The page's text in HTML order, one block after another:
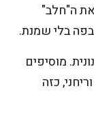
ה"חלב"
בלי שמנת.
מוסיפים
וריחני, כזה